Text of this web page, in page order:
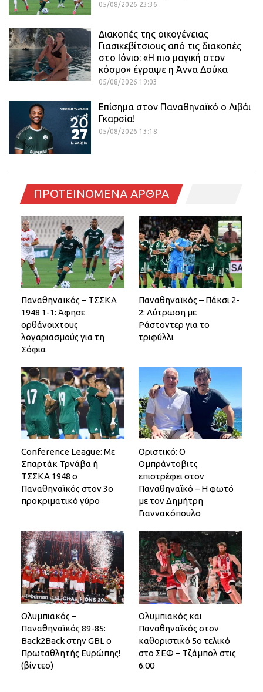
05/08/2026 23:36
Διακοπές της οικογένειας
Γιασικεβίτσιους από τις διακοπές
στο Ιόνιο: «Η πιο μαγική στον
κόσμο» έγραψε η Άννα Δούκα
05/08/2026 19:03
Επίσημα στον Παναθηναϊκό ο Λιβάι
Γκαρσία!
05/08/2026 13:18
ΠΡΟΤΕΙΝΟΜΕΝΑ ΑΡΘΡΑ
Παναθηναϊκός – ΤΣΣΚΑ
1948 1-1: Άφησε
ορθάνοιχτους
λογαριασμούς για τη
Σόφια
Παναθηναϊκός – Πάκσι 2-
2: Λύτρωση με
Ράστοντερ για το
τριφύλλι
Conference League: Με
Σπαρτάκ Τρνάβα ή
ΤΣΣΚΑ 1948 ο
Παναθηναϊκός στον 3ο
προκριματικό γύρο
Οριστικό: Ο
Ομπράντοβιτς
επιστρέφει στον
Παναθηναϊκό – Η φωτό
με τον Δημήτρη
Γιαννακόπουλο
Ολυμπιακός –
Παναθηναϊκός 89-85:
Back2Back στην GBL ο
Πρωταθλητής Ευρώπης!
(βίντεο)
Ολυμπιακός και
Παναθηναϊκός στον
καθοριστικό 5ο τελικό
στο ΣΕΦ – Τζάμπολ στις
6.00